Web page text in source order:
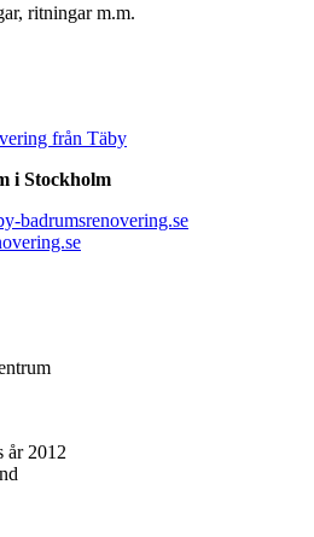
ritningar m.m.
från Täby
i Stockholm
badrumsrenovering.se
år 2012